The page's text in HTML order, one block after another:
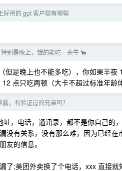
好用的 gpt 客户端有哪些
别是晚上，饿的能吃一头牛 🐂
是晚上也不能多吃），你如果半夜
点只吃两顿（大卡不超过标准年龄
，有验证过的兄弟吗？
，电话，通讯录，都不是你自己的
没有关系，没有那么难，因为已经
友的信息。
;美团外卖换了个电话，xxx 直接就